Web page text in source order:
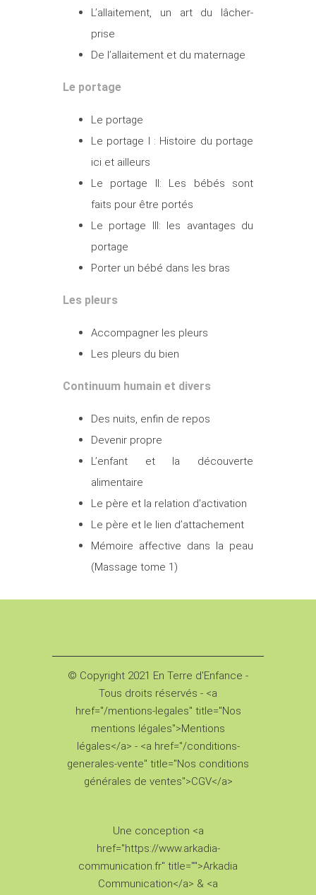
L’allaitement, un art du lâcher-
prise
De l’allaitement et du maternage
Le portage
Le portage
Le portage I : Histoire du portage
ici et ailleurs
Le portage II: Les bébés sont
faits pour être portés
Le portage III: les avantages du
portage
Porter un bébé dans les bras
Les pleurs
Accompagner les pleurs
Les pleurs du bien
Continuum humain et divers
Des nuits, enfin de repos
Devenir propre
L’enfant et la découverte
alimentaire
Le père et la relation d’activation
Le père et le lien d’attachement
Mémoire affective dans la peau
(Massage tome 1)
© Copyright 2021 En Terre d'Enfance -
Tous droits réservés - <a
href="/mentions-legales" title="Nos
mentions légales">Mentions
légales</a> - <a href="/conditions-
generales-vente" title="Nos conditions
générales de ventes">CGV</a>
Une conception <a
href="https://www.arkadia-
communication.fr" title="">Arkadia
Communication</a> & <a